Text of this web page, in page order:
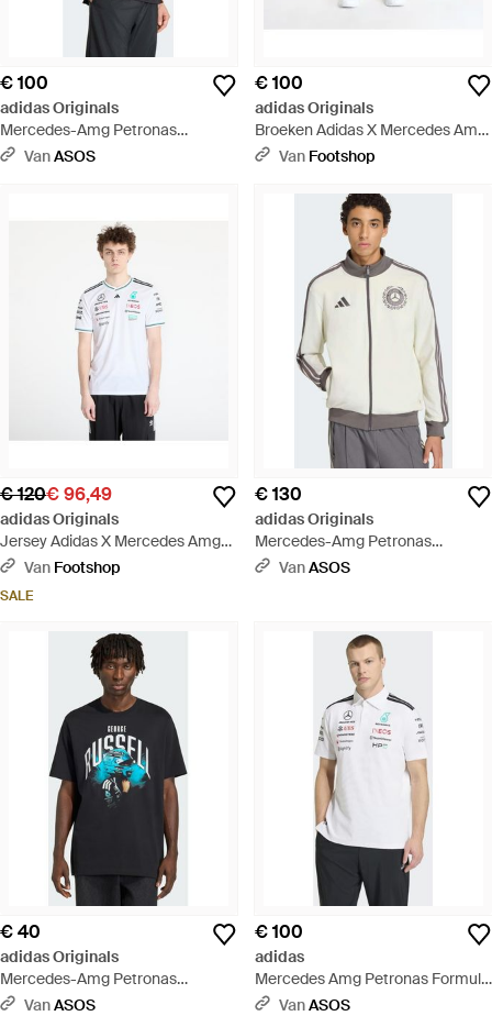
€ 100
adidas Originals
Mercedes-Amg Petronas
Formula 1- Team Engineers -
VanASOS
€ 100
adidas Originals
Broeken Adidas X Mercedes Amg
Petronas Formula One Team
Van Footshop
€ 120€ 96,49
adidas Originals
Jersey Adidas X Mercedes Amg
Petronas Formula One Team
Van Footshop
SALE
€ 130
adidas Originals
Mercedes-Amg Petronas
Formula 1 - Grijs
VanASOS
€ 40
adidas Originals
Mercedes-Amg Petronas
Formula 1 - Blauw
VanASOS
€ 100
adidas
Mercedes Amg Petronas Formula
1 - Wit
VanASOS